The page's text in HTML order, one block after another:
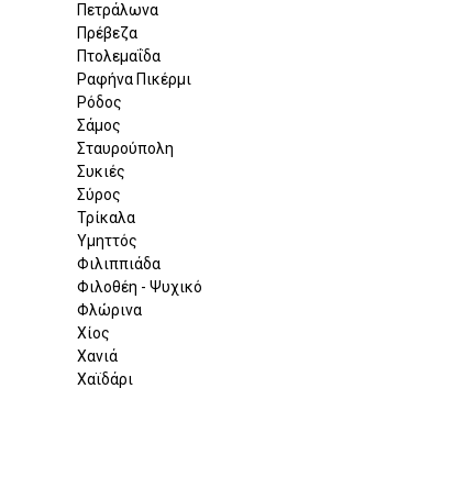
Πετράλωνα
Πρέβεζα
Πτολεμαΐδα
Ραφήνα Πικέρμι
Ρόδος
Σάμος
Σταυρούπολη
Συκιές
Σύρος
Τρίκαλα
Υμηττός
Φιλιππιάδα
Φιλοθέη - Ψυχικό
Φλώρινα
Χίος
Χανιά
Χαϊδάρι